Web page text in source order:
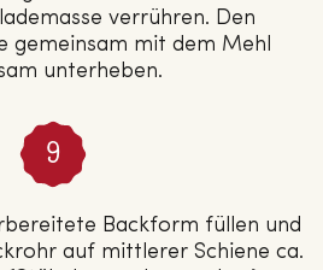
verrühren. Den
gemeinsam mit dem Mehl
unterheben.
Backform füllen und
auf mittlerer Schiene ca.